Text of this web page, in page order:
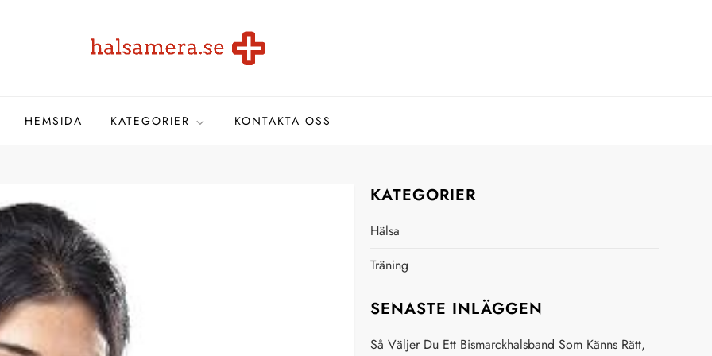
HEMSIDA KATEGORIER KONTAKTA OSS
KATEGORIER
Hälsa
Träning
SENASTE INLÄGGEN
Så Väljer Du Ett Bismarckhalsband Som Känns Rätt,